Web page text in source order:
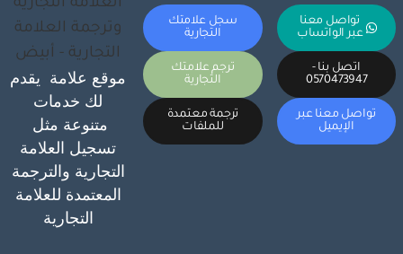
تواصل معنا
عبر الواتساب
اتصل بنا -
0570473947
تواصل معنا عبر
الإيميل
سجل علامتك
التجارية
ترجم علامتك
التجارية
ترجمة معتمدة
للملفات
موقع علامة يقدم
لك خدمات
متنوعة مثل
تسجيل العلامة
التجارية والترجمة
المعتمدة للعلامة
التجارية